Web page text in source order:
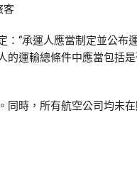
客
“承運人應當制定並公布
運輸總條件中應當包括
時，所有航空公司均未